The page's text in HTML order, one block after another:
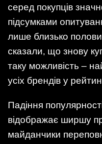
серед покупців
підсумками
лише близько
сказали, що знову
таку можливість –
усіх брендів у
Падіння
відображає ширшу
майданчики